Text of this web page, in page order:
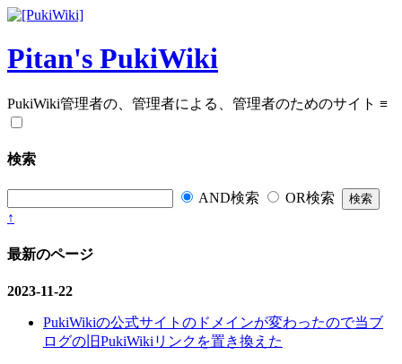
Pitan's PukiWiki
PukiWiki管理者の、管理者による、管理者のためのサイト ≡
検索
AND検索
OR検索
↑
最新のページ
2023-11-22
PukiWikiの公式サイトのドメインが変わったので当ブ
ログの旧PukiWikiリンクを置き換えた